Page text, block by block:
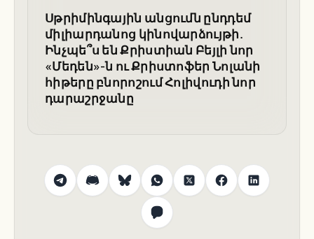
Սթրիմինգային անցումն ընդդեմ
միլիարդանոց կինովարձույթի.
Ինչպե՞ս են Քրիստիան Բեյլի նոր
«Մեդեն»-ն ու Քրիստոֆեր Նոլանի
հիթերը բնորոշում Հոլիվուդի նոր
դարաշրջանը